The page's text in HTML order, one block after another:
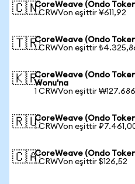
🇨🇳CoreWeave (Ondo
1 CRWVon eşittir ¥611,92
🇹🇷CoreWeave (Ondo
1 CRWVon eşittir
🇰🇷CoreWeave (Ondo
Wonu'na
1 CRWVon eşittir
🇷🇺CoreWeave (Ondo
1 CRWVon eşittir
🇨🇦CoreWeave (Ondo
1 CRWVon eşittir $126,52